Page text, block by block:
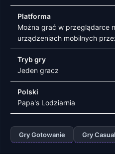
Platforma
Można grać w przeglądarce
urządzeniach mobilnych
Tryb gry
Jeden gracz
Polski
Papa's Lodziarnia
Gry Gotowanie Gry Casual